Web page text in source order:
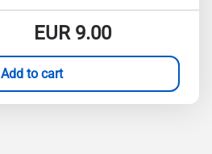
EUR9.00
Add to cart